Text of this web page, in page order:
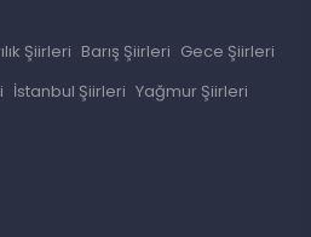
Şiirleri Barış Şiirleri Gece Şiirleri
İstanbul Şiirleri Yağmur Şiirleri